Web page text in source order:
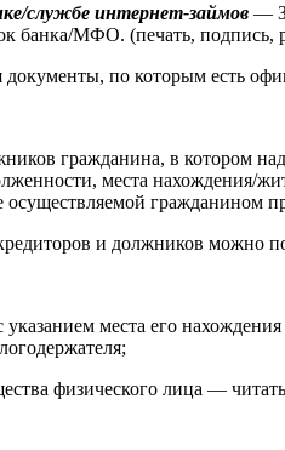
службе интернет-займов —
банка/МФО. (печать, подпись,
документы, по которым есть
гражданина, в котором
места нахождения/
осуществляемой гражданином
и должников можно
места его
физического лица — читать